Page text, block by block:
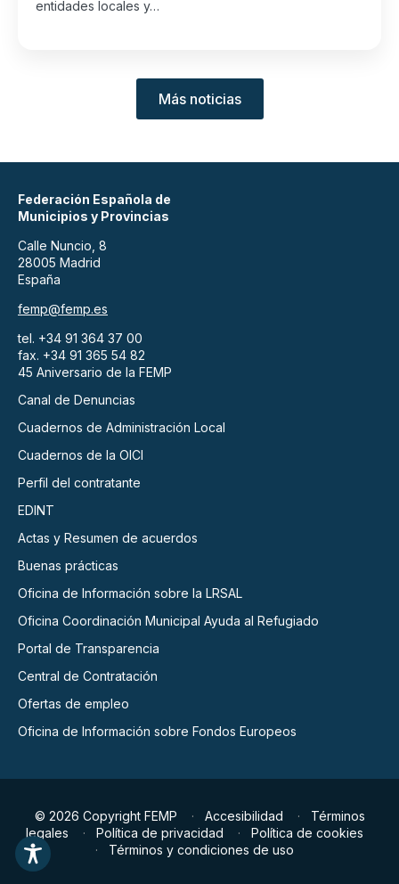
entidades locales y…
Más noticias
Federación Española de
Municipios y Provincias
Calle Nuncio, 8
28005 Madrid
España
femp@femp.es
tel. +34 91 364 37 00
fax. +34 91 365 54 82
45 Aniversario de la FEMP
Canal de Denuncias
Cuadernos de Administración Local
Cuadernos de la OICI
Perfil del contratante
EDINT
Actas y Resumen de acuerdos
Buenas prácticas
Oficina de Información sobre la LRSAL
Oficina Coordinación Municipal Ayuda al Refugiado
Portal de Transparencia
Central de Contratación
Ofertas de empleo
Oficina de Información sobre Fondos Europeos
© 2026 Copyright FEMP Accesibilidad
Términos
legales
Política de privacidad
Política de cookies
Términos y condiciones de uso